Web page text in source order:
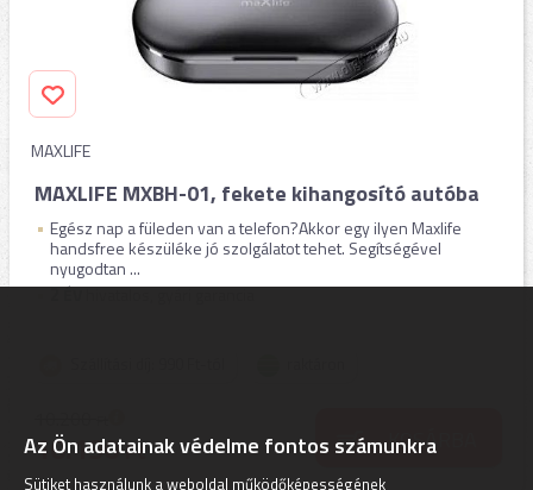
MAXLIFE
MAXLIFE MXBH-01, fekete kihangosító autóba
Egész nap a füleden van a telefon?Akkor egy ilyen Maxlife
handsfree készüléke jó szolgálatot tehet. Segítségével
nyugodtan ...
2ÉVhivatalos, gyári garancia
10.190Ft KOSÁRBA
Az Ön adatainak védelme fontos számunkra
Sütiket használunk a weboldal működőképességének